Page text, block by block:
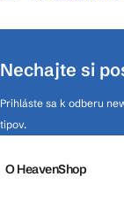
Nechajte si
Prihláste sa k odberu
tipov.
O HeavenShop